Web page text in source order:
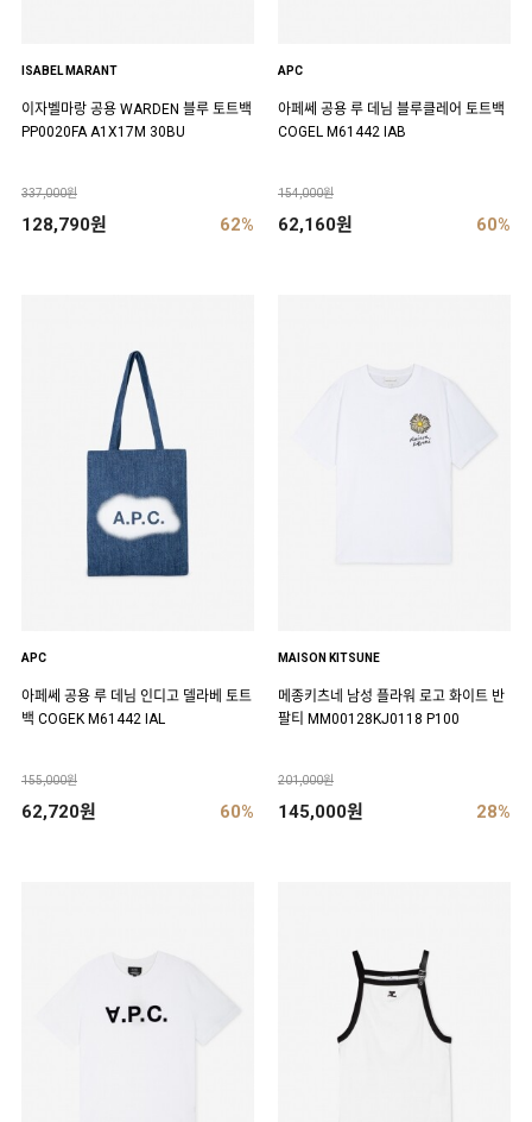
ISABEL MARANT
이자벨마랑 공용 WARDEN 블루 토트백
PP0020FA A1X17M 30BU
337,000원
128,790원 62%
APC
아페쎄 공용 루 데님 블루클레어 토트백
COGEL M61442 IAB
154,000원
62,160원 60%
APC
아페쎄 공용 루 데님 인디고 델라베 토트
백 COGEK M61442 IAL
155,000원
62,720원 60%
MAISON KITSUNE
메종키츠네 남성 플라워 로고 화이트 반
팔티 MM00128KJ0118 P100
201,000원
145,000원 28%